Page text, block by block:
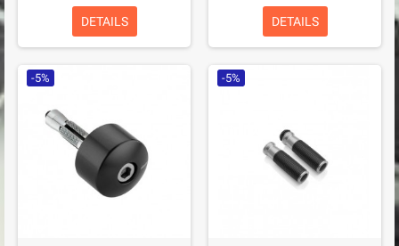
DETAILS DETAILS
-5% -5%